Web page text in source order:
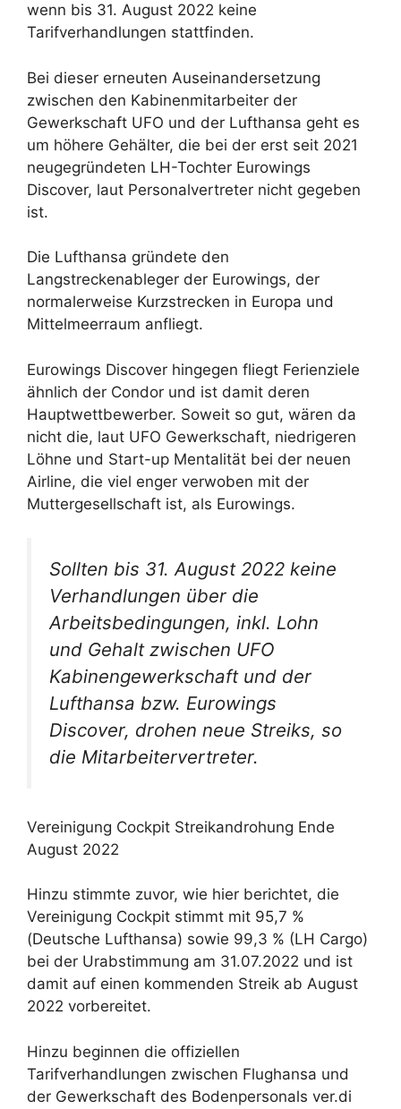
wenn bis 31. August 2022 keine
Tarifverhandlungen stattfinden.
Bei dieser erneuten Auseinandersetzung
zwischen den Kabinenmitarbeiter der
Gewerkschaft UFO und der Lufthansa geht es
um höhere Gehälter, die bei der erst seit 2021
neugegründeten LH-Tochter Eurowings
Discover, laut Personalvertreter nicht gegeben
ist.
Die Lufthansa gründete den
Langstreckenableger der Eurowings, der
normalerweise Kurzstrecken in Europa und
Mittelmeerraum anfliegt.
Eurowings Discover hingegen fliegt Ferienziele
ähnlich der Condor und ist damit deren
Hauptwettbewerber. Soweit so gut, wären da
nicht die, laut UFO Gewerkschaft, niedrigeren
Löhne und Start-up Mentalität bei der neuen
Airline, die viel enger verwoben mit der
Muttergesellschaft ist, als Eurowings.
Sollten bis 31. August 2022 keine
Verhandlungen über die
Arbeitsbedingungen, inkl. Lohn
und Gehalt zwischen UFO
Kabinengewerkschaft und der
Lufthansa bzw. Eurowings
Discover, drohen neue Streiks, so
die Mitarbeitervertreter.
Vereinigung Cockpit Streikandrohung Ende
August 2022
Hinzu stimmte zuvor, wie hier berichtet, die
Vereinigung Cockpit stimmt mit 95,7 %
(Deutsche Lufthansa) sowie 99,3 % (LH Cargo)
bei der Urabstimmung am 31.07.2022 und ist
damit auf einen kommenden Streik ab August
2022 vorbereitet.
Hinzu beginnen die offiziellen
Tarifverhandlungen zwischen Flughansa und
der Gewerkschaft des Bodenpersonals ver.di